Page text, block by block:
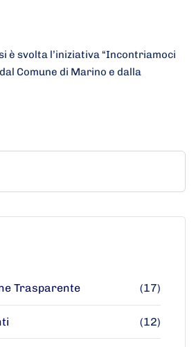
è svolta l’iniziativa “Incontriamoci
Comune di Marino e dalla
Trasparente (17)
(12)